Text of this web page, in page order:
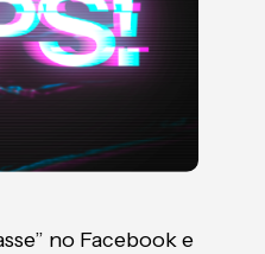
no Facebook e